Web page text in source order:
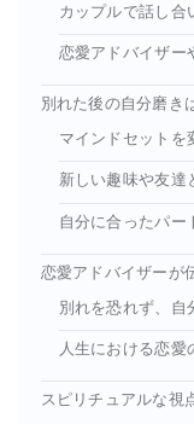
カップルで話し合
恋愛アドバイザー
別れた後の自分磨き
マインドセットを
新しい趣味や友達
自分に合ったパー
恋愛アドバイザーが
別れを恐れず、自
人生における恋愛
スピリチュアルな視